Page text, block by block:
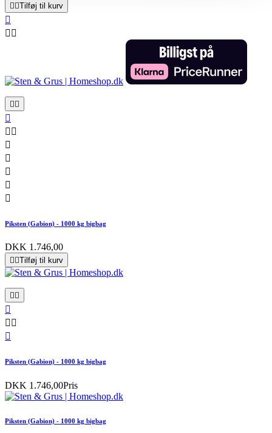
Tilføj til kurv

 


 





Piksten (Gabion) - 1000 kg bigbag
DKK 1.746,00
 Tilføj til kurv
 

 

Piksten (Gabion) - 1000 kg bigbag
DKK 1.746,00Pris
Piksten (Gabion) - 1000 kg bigbag